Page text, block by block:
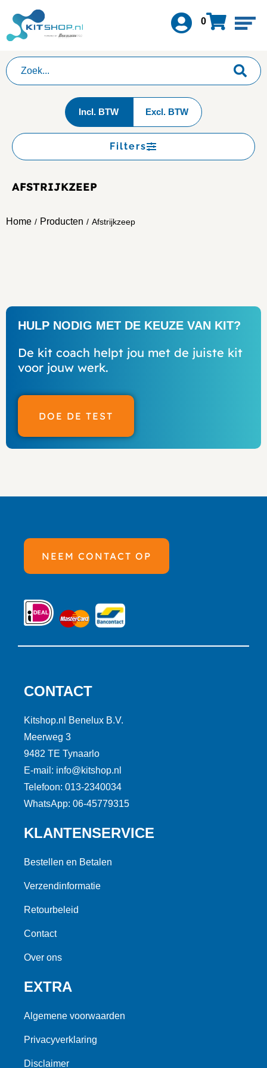
0
Incl. BTW Excl. BTW
Filters
AFSTRIJKZEEP
Home / Producten / Afstrijkzeep
HULP NODIG MET DE KEUZE VAN KIT?
De kit coach helpt jou met de juiste kit
voor jouw werk.
DOE DE TEST
NEEM CONTACT OP
CONTACT
Kitshop.nl Benelux B.V.
Meerweg 3
9482 TE Tynaarlo
E-mail: info@kitshop.nl
Telefoon: 013-2340034
WhatsApp: 06-45779315
KLANTENSERVICE
Bestellen en Betalen
Verzendinformatie
Retourbeleid
Contact
Over ons
EXTRA
Algemene voorwaarden
Privacyverklaring
Disclaimer